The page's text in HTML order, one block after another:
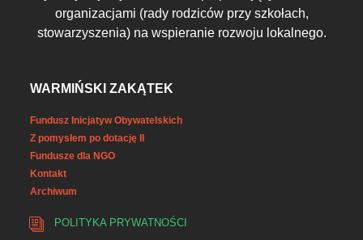
organizacjami (rady rodziców przy szkołach,
stowarzyszenia) na wspieranie rozwoju lokalnego.
WARMIŃSKI ZAKĄTEK
Fundusz Inicjatyw Obywatelskich
Z pomysłem po dotację II
Fundusze dla NGO
Kontakt
Archiwum
POLITYKA PRYWATNOŚCI